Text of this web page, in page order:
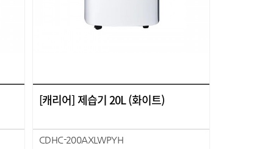
[캐리어] 제습기 20L (화이트)
CDHC-200AXLWPYH